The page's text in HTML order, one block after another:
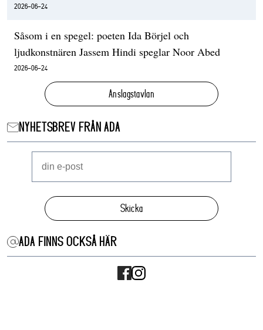
2026-06-24
Såsom i en spegel: poeten Ida Börjel och
ljudkonstnären Jassem Hindi speglar Noor Abed
2026-06-24
Anslagstavlan
NYHETSBREV FRÅN ADA
Skicka
ADA FINNS OCKSÅ HÄR